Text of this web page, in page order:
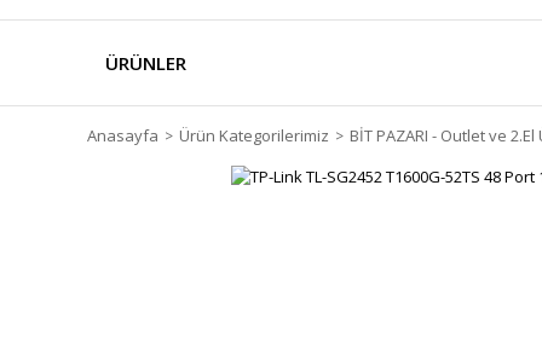
ÜRÜNLER
Anasayfa Ürün Kategorilerimiz BİT PAZARI - Outlet ve 2.El